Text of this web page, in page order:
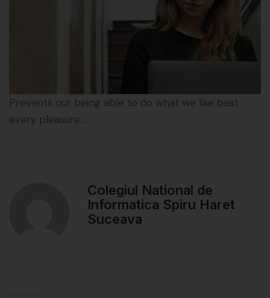
Prevents our being able to do what we like best
every pleasure…
Colegiul National de
Informatica Spiru Haret
Suceava